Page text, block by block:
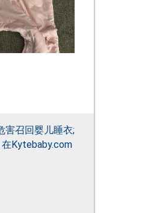
害召回婴儿睡衣;
Kytebaby.com